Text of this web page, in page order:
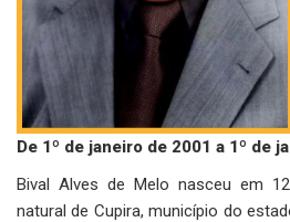
De 1º de janeiro de 2001 a 1º de
Bival Alves de Melo nasceu em
natural de Cupira, município do